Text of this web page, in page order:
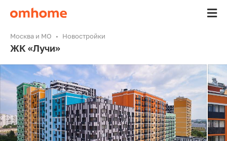
Москва и МО Новостройки
ЖК «Лучи»